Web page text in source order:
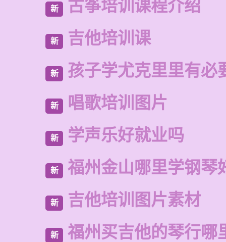
新 古筝培训课程介绍
新 吉他培训课
新 孩子学尤克里里有必
新 唱歌培训图片
新 学声乐好就业吗
新 福州金山哪里学钢琴
新 吉他培训图片素材
新 福州买吉他的琴行哪